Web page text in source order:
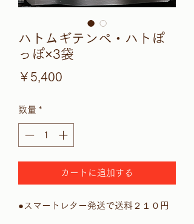
ハトムギテンペ・ハトぽ
っぽ×3袋
￥5,400
数量 *
カートに追加する
●スマートレター発送で送料２１０円